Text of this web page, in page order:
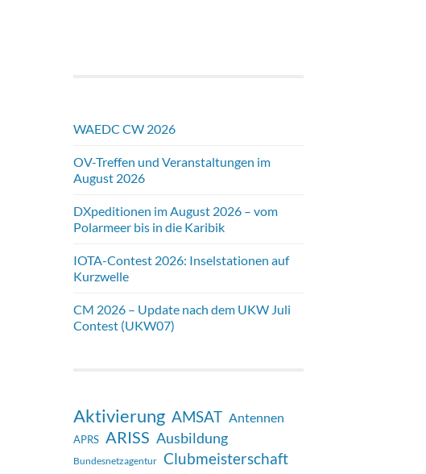
WAEDC CW 2026
OV-Treffen und Veranstaltungen im
August 2026
DXpeditionen im August 2026 – vom
Polarmeer bis in die Karibik
IOTA-Contest 2026: Inselstationen auf
Kurzwelle
CM 2026 – Update nach dem UKW Juli
Contest (UKW07)
Aktivierung AMSAT Antennen
APRS ARISS Ausbildung
Bundesnetzagentur Clubmeisterschaft